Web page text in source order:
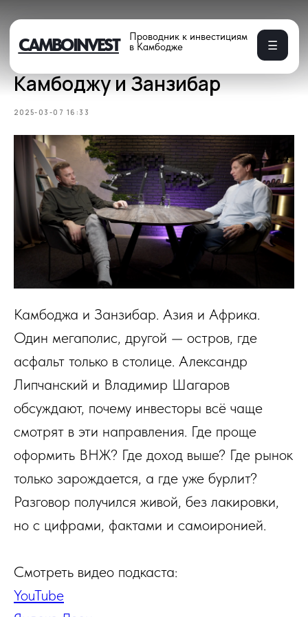
в Камбодже
Вся правда об инвестициях в
Камбоджу и Занзибар
2025-03-07 16:33
Камбоджа и Занзибар. Азия и Африка.
Один мегаполис, другой — остров, где
асфальт только в столице. Александр
Липчанский и Владимир Шагаров
обсуждают, почему инвесторы всё чаще
смотрят в эти направления. Где проще
оформить ВНЖ? Где доход выше? Где рынок
только зарождается, а где уже бурлит?
Разговор получился живой, без лакировки,
но с цифрами, фактами и самоиронией.
Смотреть видео подкаста:
YouTube